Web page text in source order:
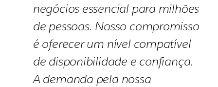
negócios essencial para milhões
de pessoas. Nosso compromisso
é oferecer um nível compatível
de disponibilidade e confiança.
A demanda pela nossa